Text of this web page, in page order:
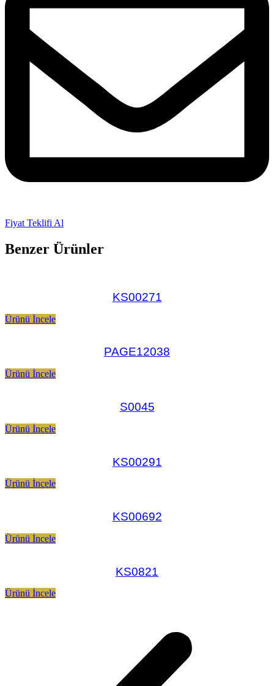
Fiyat Teklifi Al
Benzer Ürünler
KS00271
Ürünü İncele
PAGE12038
Ürünü İncele
S0045
Ürünü İncele
KS00291
Ürünü İncele
KS00692
Ürünü İncele
KS0821
Ürünü İncele